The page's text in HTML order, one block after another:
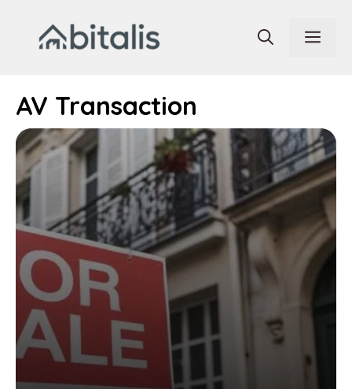
contenu
AV Transaction